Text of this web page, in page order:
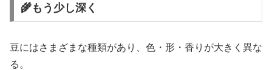
🌾もう少し深く
豆にはさまざまな種類があり、色・形・香りが大きく異な
る。